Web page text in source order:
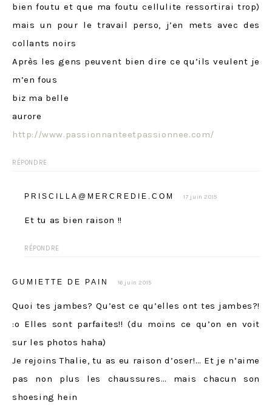
bien foutu et que ma foutu cellulite ressortirai trop)
mais un pour le travail perso, j’en mets avec des
collants noirs
Après les gens peuvent bien dire ce qu’ils veulent je
m’en fous
biz ma belle
aurore
http://www.passionnanteetpassionnee.com/
RÉPONDRE
PRISCILLA@MERCREDIE.COM 17 juin 2015
Et tu as bien raison !!
RÉPONDRE
GUMIETTE DE PAIN 16 juin 2015
Quoi tes jambes? Qu’est ce qu’elles ont tes jambes?!
:o Elles sont parfaites!! (du moins ce qu’on en voit
sur les photos haha)
Je rejoins Thalie, tu as eu raison d’oser!… Et je n’aime
pas non plus les chaussures… mais chacun son
shoesing hein